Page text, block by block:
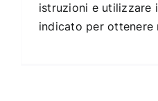
istruzioni e utilizzare
indicato per